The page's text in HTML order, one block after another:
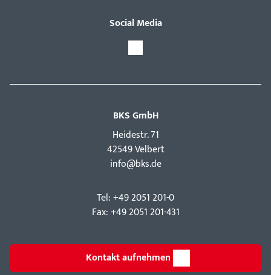
Social Media
BKS GmbH
Hei­destr. 71
42549 Velbert
info@bks.de
Tel: +49 2051 201-0
Fax: +49 2051 201-431
Kontakt aufnehmen